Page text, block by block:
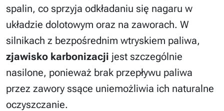
spalin, co sprzyja odkładaniu się nagaru w
układzie dolotowym oraz na zaworach. W
silnikach z bezpośrednim wtryskiem paliwa,
zjawisko karbonizacji jest szczególnie
nasilone, ponieważ brak przepływu paliwa
przez zawory ssące uniemożliwia ich naturalne
oczyszczanie.